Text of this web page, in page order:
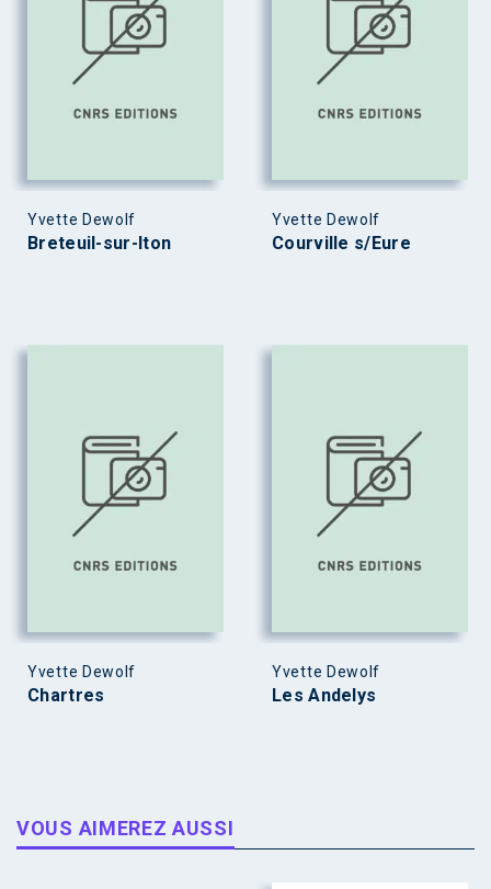
Yvette Dewolf
Breteuil-sur-Iton
Yvette Dewolf
Courville s/Eure
Yvette Dewolf
Chartres
Yvette Dewolf
Les Andelys
VOUS AIMEREZ AUSSI